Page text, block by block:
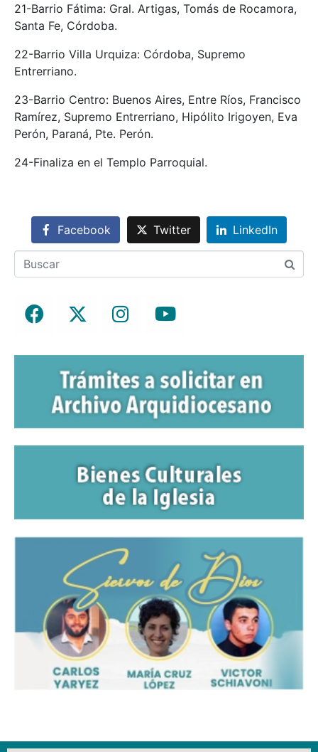
21-Barrio Fátima: Gral. Artigas, Tomás de Rocamora,
Santa Fe, Córdoba.
22-Barrio Villa Urquiza: Córdoba, Supremo
Entrerriano.
23-Barrio Centro: Buenos Aires, Entre Ríos, Francisco
Ramírez, Supremo Entrerriano, Hipólito Irigoyen, Eva
Perón, Paraná, Pte. Perón.
24-Finaliza en el Templo Parroquial.
Facebook Twitter LinkedIn